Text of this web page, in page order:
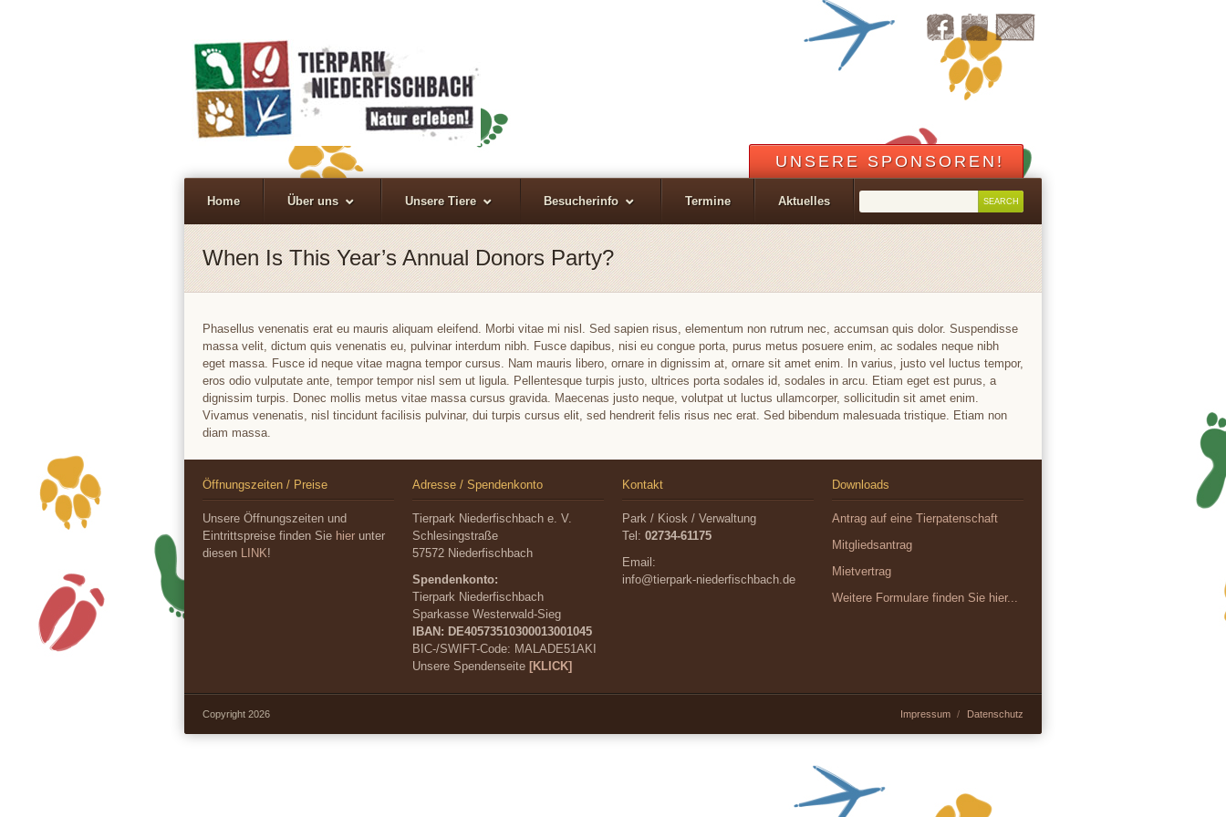
UNSERE SPONSOREN!
Home Über uns Unsere Tiere Besucherinfo Termine Aktuelles
When Is This Year’s Annual Donors Party?
Phasellus venenatis erat eu mauris aliquam eleifend. Morbi vitae mi nisl. Sed sapien risus, elementum non rutrum nec, accumsan quis dolor. Suspendisse
massa velit, dictum quis venenatis eu, pulvinar interdum nibh. Fusce dapibus, nisi eu congue porta, purus metus posuere enim, ac sodales neque nibh
eget massa. Fusce id neque vitae magna tempor cursus. Nam mauris libero, ornare in dignissim at, ornare sit amet enim. In varius, justo vel luctus tempor,
eros odio vulputate ante, tempor tempor nisl sem ut ligula. Pellentesque turpis justo, ultrices porta sodales id, sodales in arcu. Etiam eget est purus, a
dignissim turpis. Donec mollis metus vitae massa cursus gravida. Maecenas justo neque, volutpat ut luctus ullamcorper, sollicitudin sit amet enim.
Vivamus venenatis, nisl tincidunt facilisis pulvinar, dui turpis cursus elit, sed hendrerit felis risus nec erat. Sed bibendum malesuada tristique. Etiam non
diam massa.
Öffnungszeiten / Preise
Unsere Öffnungszeiten und
Eintrittspreise finden Sie hier unter
diesen LINK!
Adresse / Spendenkonto
Tierpark Niederfischbach e. V.
Schlesingstraße
57572 Niederfischbach
Spendenkonto:
Tierpark Niederfischbach
Sparkasse Westerwald-Sieg
IBAN: DE40573510300013001045
BIC-/SWIFT-Code: MALADE51AKI
Unsere Spendenseite [KLICK]
Kontakt
Park / Kiosk / Verwaltung
Tel: 02734-61175
Email:
info@tierpark-niederfischbach.de
Downloads
Antrag auf eine Tierpatenschaft
Mitgliedsantrag
Mietvertrag
Weitere Formulare finden Sie hier...
Copyright 2026 Impressum Datenschutz